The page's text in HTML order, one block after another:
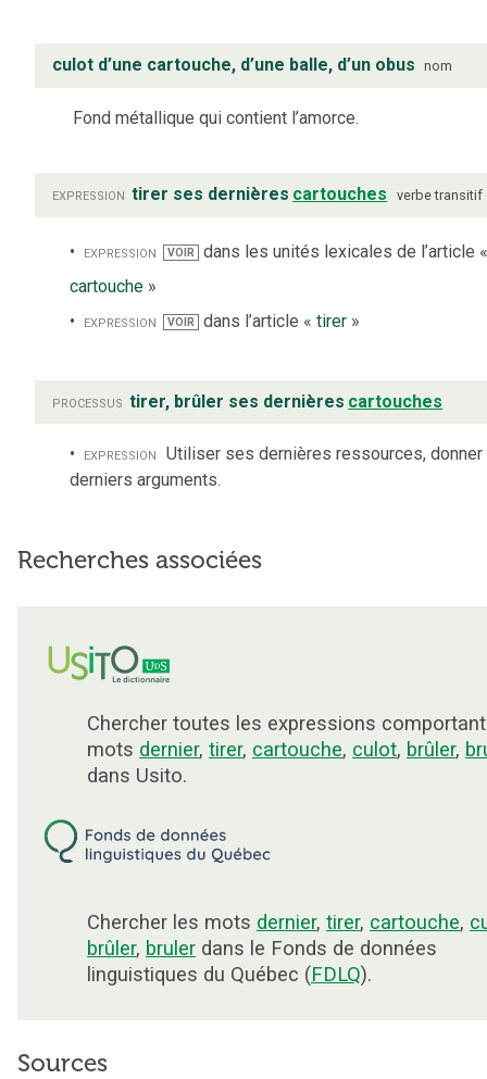
culot d’une cartouche, d’une balle, d’un obus nom
Fond métallique qui contient l’amorce.
expression tirer ses dernières cartouches verbe transitif
expression VOIR dans les unités lexicales de l’article
cartouche »
expression
VOIR dans l’article « tirer»
processus tirer, brûler ses dernières cartouches
expression Utiliser ses dernières ressources,
derniers arguments.
Recherches associées
Chercher toutes les expressions
mots dernier, tirer, cartouche, culot, brûler,
dans Usito.
Chercher les mots dernier, tirer, cartouche,
brûler, bruler dans le Fonds de données
linguistiques du Québec (FDLQ).
Sources